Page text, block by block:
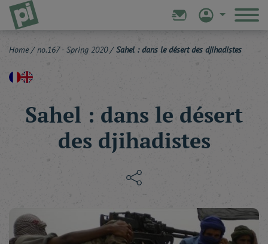
Home / no.167 - Spring 2020/ Sahel : dans le désert des djihadistes
Sahel : dans le désert
des djihadistes